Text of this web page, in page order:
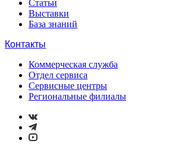
Статьи
Выставки
База знаний
Контакты
Коммерческая служба
Отдел сервиса
Сервисные центры
Региональные филиалы